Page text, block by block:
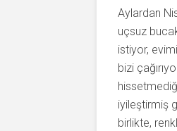
Aylardan
uçsuz
istiyor,
bizi
iyileştirmiş
birlikte,